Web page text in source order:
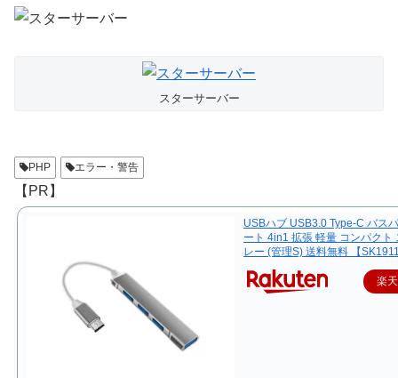
スターサーバー
PHP エラー・警告
【PR】
USBハブ USB3.0 Type-C バス
ート 4in1 拡張 軽量 コンパクト
レー (管理S) 送料無料 【
楽